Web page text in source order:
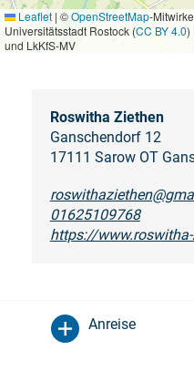
Leaflet | ©OpenStreetMap-
Universitätsstadt Rostock (CC BY 4.0)
und LkKfS-MV
Roswitha Ziethen
Ganschendorf 12
17111 Sarow OT
01625109768
https://
Anreise